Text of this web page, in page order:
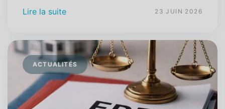
Lire la suite 23 JUIN 2026
ACTUALITÉS